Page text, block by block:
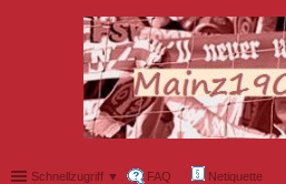
Schnellzugriff ▼ FAQ Netiquette